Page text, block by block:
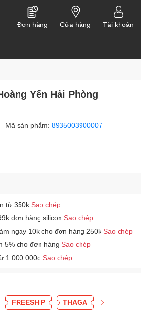
Đơn hàng Cửa hàng Tài khoản
Yến Hải Phòng
Mã sản phẩm: 8935003900007
từ 350k Sao chép
đơn hàng silicon Sao chép
ngay 10k cho đơn hàng 250k Sao chép
5% cho đơn hàng Sao chép
1.000.000đ Sao chép
FREESHIP THAGA